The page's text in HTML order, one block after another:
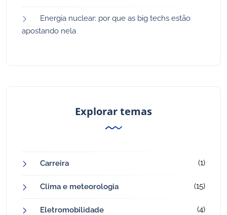
Energia nuclear: por que as big techs estão
apostando nela
Explorar temas
Carreira (1)
Clima e meteorologia (15)
Eletromobilidade (4)